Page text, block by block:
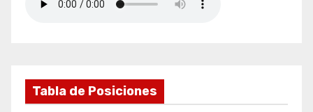
Tabla de Posiciones